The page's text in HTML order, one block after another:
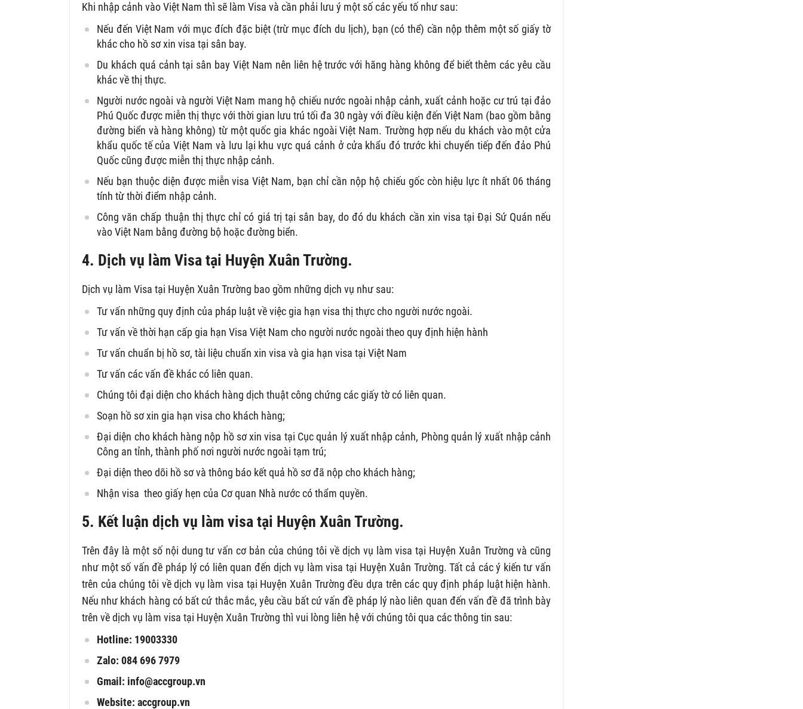
Khi nhập cảnh vào Việt Nam thì sẽ làm Visa và cần phải lưu ý một số các yếu tố như sau:
Nếu đến Việt Nam với mục đích đặc biệt (trừ mục đích du lịch), bạn (có thể) cần nộp thêm một số giấy tờ
khác cho hồ sơ xin visa tại sân bay.
Du khách quá cảnh tại sân bay Việt Nam nên liên hệ trước với hãng hàng không để biết thêm các yêu cầu
khác về thị thực.
Người nước ngoài và người Việt Nam mang hộ chiếu nước ngoài nhập cảnh, xuất cảnh hoặc cư trú tại đảo
Phú Quốc được miễn thị thực với thời gian lưu trú tối đa 30 ngày với điều kiện đến Việt Nam (bao gồm bằng
đường biển và hàng không) từ một quốc gia khác ngoài Việt Nam. Trường hợp nếu du khách vào một cửa
khẩu quốc tế của Việt Nam và lưu lại khu vực quá cảnh ở cửa khẩu đó trước khi chuyển tiếp đến đảo Phú
Quốc cũng được miễn thị thực nhập cảnh.
Nếu bạn thuộc diện được miễn visa Việt Nam, bạn chỉ cần nộp hộ chiếu gốc còn hiệu lực ít nhất 06 tháng
tính từ thời điểm nhập cảnh.
Công văn chấp thuận thị thực chỉ có giá trị tại sân bay, do đó du khách cần xin visa tại Đại Sứ Quán nếu
vào Việt Nam bằng đường bộ hoặc đường biển.
4. Dịch vụ làm Visa tại Huyện Xuân Trường.
Dịch vụ làm Visa tại Huyện Xuân Trường bao gồm những dịch vụ như sau:
Tư vấn những quy định của pháp luật về việc gia hạn visa thị thực cho người nước ngoài.
Tư vấn về thời hạn cấp gia hạn Visa Việt Nam cho người nước ngoài theo quy định hiện hành
Tư vấn chuẩn bị hồ sơ, tài liệu chuẩn xin visa và gia hạn visa tại Việt Nam
Tư vấn các vấn đề khác có liên quan.
Chúng tôi đại diện cho khách hàng dịch thuật công chứng các giấy tờ có liên quan.
Soạn hồ sơ xin gia hạn visa cho khách hàng;
Đại diện cho khách hàng nộp hồ sơ xin visa tại Cục quản lý xuất nhập cảnh, Phòng quản lý xuất nhập cảnh
Công an tỉnh, thành phố nơi người nước ngoài tạm trú;
Đại diện theo dõi hồ sơ và thông báo kết quả hồ sơ đã nộp cho khách hàng;
Nhận visa theo giấy hẹn của Cơ quan Nhà nước có thẩm quyền.
5. Kết luận dịch vụ làm visa tại Huyện Xuân Trường.
Trên đây là một số nội dung tư vấn cơ bản của chúng tôi về dịch vụ làm visa tại Huyện Xuân Trường và cũng
như một số vấn đề pháp lý có liên quan đến dịch vụ làm visa tại Huyện Xuân Trường. Tất cả các ý kiến tư vấn
trên của chúng tôi về dịch vụ làm visa tại Huyện Xuân Trường đều dựa trên các quy định pháp luật hiện hành.
Nếu như khách hàng có bất cứ thắc mắc, yêu cầu bất cứ vấn đề pháp lý nào liên quan đến vấn đề đã trình bày
trên về dịch vụ làm visa tại Huyện Xuân Trường thì vui lòng liên hệ với chúng tôi qua các thông tin sau:
Hotline: 19003330
Zalo: 084 696 7979
Gmail: info@accgroup.vn
Website: accgroup.vn